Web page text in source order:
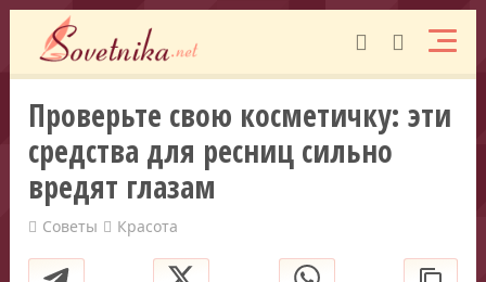
Проверьте свою косметичку: эти
средства для ресниц сильно
вредят глазам
Советы Красота